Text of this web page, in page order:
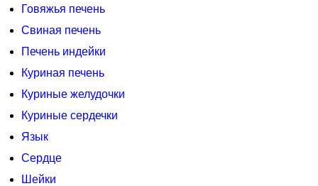
Говяжья печень
Свиная печень
Печень индейки
Куриная печень
Куриные желудочки
Куриные сердечки
Язык
Сердце
Шейки